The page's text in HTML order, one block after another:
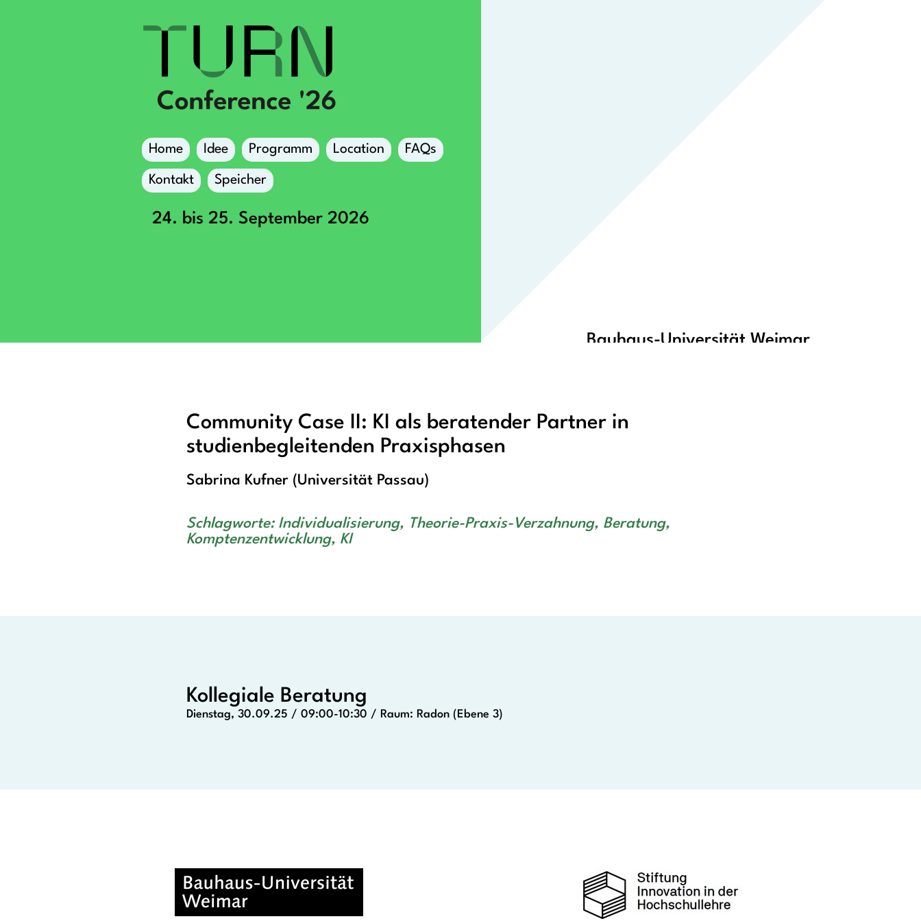
Home Idee Programm Location FAQs
Kontakt Speicher
24. bis 25. September 2026
Bauhaus-Universität Weimar
Community Case II: KI als beratender Partner in
studienbegleitenden Praxisphasen
Sabrina Kufner (Universität Passau)
Schlagworte: Individualisierung, Theorie-Praxis-Verzahnung, Beratung,
Komptenzentwicklung, KI
Kollegiale Beratung
Dienstag, 30.09.25 / 09:00-10:30 / Raum: Radon (Ebene 3)